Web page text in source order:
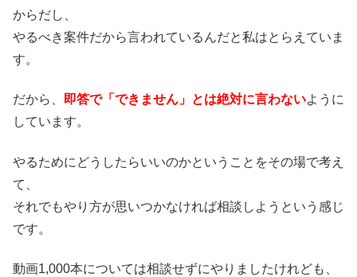
からだし、
やるべき案件だから言われているんだと私はとらえていま
す。
だから、 即答で「できません」とは絶対に言わないように
しています。
やるためにどうしたらいいのかということをその場で考え
て、
それでもやり方が思いつかなければ相談しようという感じ
です。
動画1,000本については相談せずにやりましたけれども、